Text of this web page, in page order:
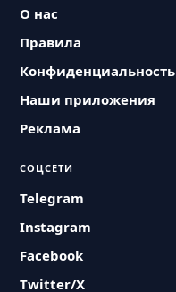
О нас
Правила
Конфиденциальность
Наши приложения
Реклама
СОЦСЕТИ
Telegram
Instagram
Facebook
Twitter/X